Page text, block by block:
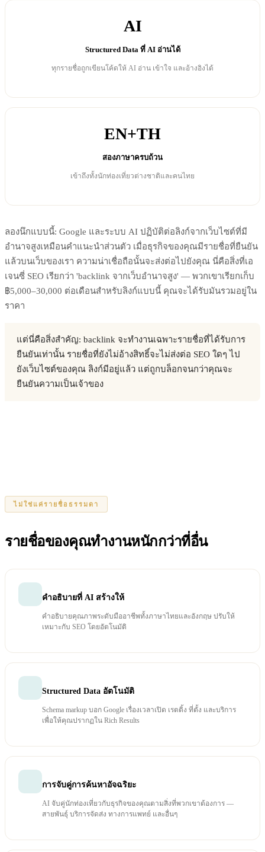
AI
Structured Data ที่ AI อ่านได้
ทุกรายชื่อถูกเขียนโค้ดให้ AI อ่าน เข้าใจ และอ้างอิงได้
EN+TH
สองภาษาครบถ้วน
เข้าถึงทั้งนักท่องเที่ยวต่างชาติและคนไทย
ลองนึกแบบนี้: Google และระบบ AI ปฏิบัติต่อลิงก์จากเว็บไซต์ที่มี
อำนาจสูงเหมือนคำแนะนำส่วนตัว เมื่อธุรกิจของคุณมีรายชื่อที่ยืนยัน
แล้วบนเว็บของเรา ความน่าเชื่อถือนั้นจะส่งต่อไปยังคุณ นี่คือสิ่งที่เอ
เจนซี่ SEO เรียกว่า 'backlink จากเว็บอำนาจสูง' — พวกเขาเรียกเก็บ
฿5,000–30,000 ต่อเดือนสำหรับลิงก์แบบนี้ คุณจะได้รับมันรวมอยู่ใน
ราคา
แต่นี่คือสิ่งสำคัญ: backlink จะทำงานเฉพาะรายชื่อที่ได้รับการ
ยืนยันเท่านั้น รายชื่อที่ยังไม่อ้างสิทธิ์จะไม่ส่งต่อ SEO ใดๆ ไป
ยังเว็บไซต์ของคุณ ลิงก์มีอยู่แล้ว แต่ถูกบล็อกจนกว่าคุณจะ
ยืนยันความเป็นเจ้าของ
ไม่ใช่แค่รายชื่อธรรมดา
รายชื่อของคุณทำงานหนักกว่าที่อื่น
คำอธิบายที่ AI สร้างให้
คำอธิบายคุณภาพระดับมืออาชีพทั้งภาษาไทยและอังกฤษ ปรับให้
เหมาะกับ SEO โดยอัตโนมัติ
Structured Data อัตโนมัติ
Schema markup บอก Google เรื่องเวลาเปิด เรตติ้ง ที่ตั้ง และบริการ
เพื่อให้คุณปรากฏใน Rich Results
การจับคู่การค้นหาอัจฉริยะ
AI จับคู่นักท่องเที่ยวกับธุรกิจของคุณตามสิ่งที่พวกเขาต้องการ —
สายพันธุ์ บริการจัดส่ง ทางการแพทย์ และอื่นๆ